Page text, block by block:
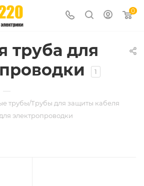
0
труба для
1
—
трубы/Трубы для защиты кабеля
электропроводки